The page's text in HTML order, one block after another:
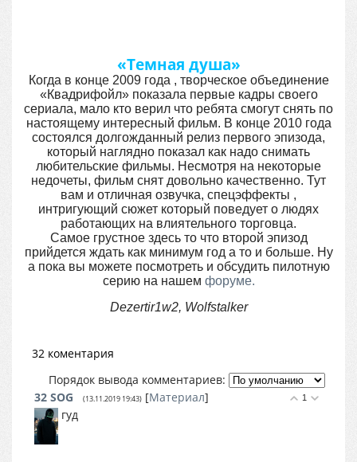
«Темная душа»
Когда в конце 2009 года , творческое объединение
«Квадрифойл» показала первые кадры своего
сериала, мало кто верил что ребята смогут снять по
настоящему интересный фильм. В конце 2010 года
состоялся долгожданный релиз первого эпизода,
который наглядно показал как надо снимать
любительские фильмы. Несмотря на некоторые
недочеты, фильм снят довольно качественно. Тут
вам и отличная озвучка, спецэффекты ,
интригующий сюжет который поведует о людях
работающих на влиятельного торговца.
Самое грустное здесь то что второй эпизод
прийдется ждать как минимум год а то и больше. Ну
а пока вы можете посмотреть и обсудить пилотную
серию на нашем форуме.
Dezertir1w2, Wolfstalker
32 коментария
Порядок вывода комментариев:
1
32 SOG (13.11.2019 19:43) [Материал]
гуд